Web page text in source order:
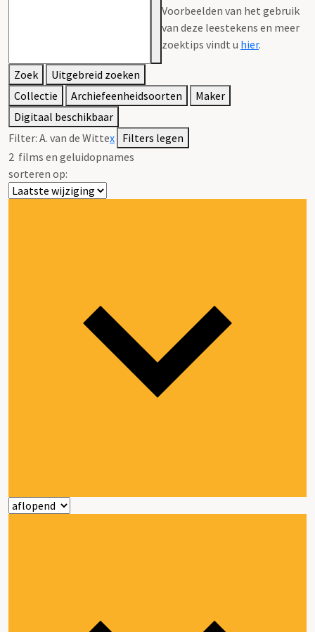
Voorbeelden van het gebruik
van deze leestekens en meer
zoektips vindt u hier.
Zoek
Uitgebreid zoeken
Collectie
Archiefeenheidsoorten
Maker
Digitaal beschikbaar
Filter: A. van de Wittex Filters legen
2 films en geluidopnames
sorteren op: